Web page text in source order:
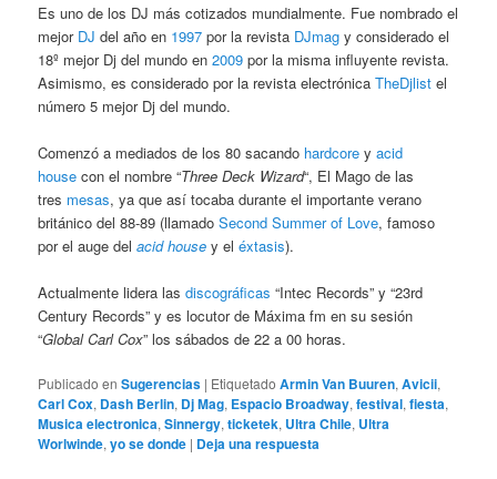
Es uno de los DJ más cotizados mundialmente. Fue nombrado el
mejor DJ del año en 1997 por la revista DJmag y considerado el
18º mejor Dj del mundo en2009 por la misma influyente revista.
Asimismo, es considerado por la revista electrónicaTheDjlist el
número 5 mejor Dj del mundo.
Comenzó a mediados de los 80 sacando hardcore yacid
house con el nombre “Three Deck Wizard“, El Mago de las
tres mesas, ya que así tocaba durante el importante verano
británico del 88-89 (llamadoSecond Summer of Love, famoso
por el auge delacid house y eléxtasis).
Actualmente lidera lasdiscográficas “Intec Records” y “23rd
Century Records” y es locutor de Máxima fm en su sesión
“Global Carl Cox” los sábados de 22 a 00 horas.
Publicado en Sugerencias | Etiquetado Armin Van Buuren,Avicii,
Carl Cox, Dash Berlin, Dj Mag, Espacio Broadway,festival,fiesta,
Musica electronica,Sinnergy,ticketek, Ultra Chile, Ultra
Worlwinde,yo se donde | Deja una respuesta